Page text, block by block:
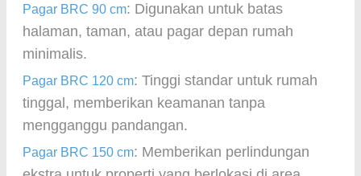
Pagar BRC 90 cm: Digunakan untuk batas
halaman, taman, atau pagar depan rumah
minimalis.
Pagar BRC 120 cm: Tinggi standar untuk rumah
tinggal, memberikan keamanan tanpa
mengganggu pandangan.
Pagar BRC 150 cm: Memberikan perlindungan